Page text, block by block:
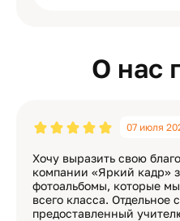
О нас
07 июля
Хочу выразить свою
компании «Яркий кадр»
фотоальбомы, которые
всего класса. Отдельное
предоставленный